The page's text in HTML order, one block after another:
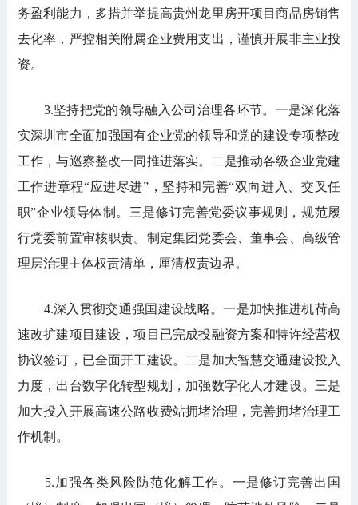
务盈利能力，多措并举提高贵州龙里房开项目商品房销售
去化率，严控相关附属企业费用支出，谨慎开展非主业投
资。
3.坚持把党的领导融入公司治理各环节。一是深化落
实深圳市全面加强国有企业党的领导和党的建设专项整改
工作，与巡察整改一同推进落实。二是推动各级企业党建
工作进章程“应进尽进”，坚持和完善“双向进入、交叉任
职”企业领导体制。三是修订完善党委议事规则，规范履
行党委前置审核职责。制定集团党委会、董事会、高级管
理层治理主体权责清单，厘清权责边界。
4.深入贯彻交通强国建设战略。一是加快推进机荷高
速改扩建项目建设，项目已完成投融资方案和特许经营权
协议签订，已全面开工建设。二是加大智慧交通建设投入
力度，出台数字化转型规划，加强数字化人才建设。三是
加大投入开展高速公路收费站拥堵治理，完善拥堵治理工
作机制。
5.加强各类风险防范化解工作。一是修订完善出国